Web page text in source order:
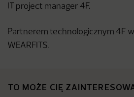
IT project manager 4F.
Partnerem technologicznym 4F
WEARFITS.
TO MOŻE CIĘ